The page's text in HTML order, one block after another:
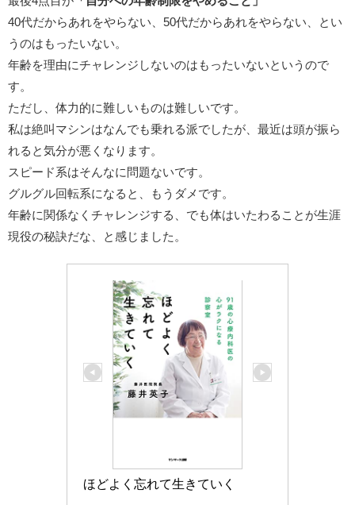
40代だからあれをやらない、50代だからあれをやらない、とい
うのはもったいない。
年齢を理由にチャレンジしないのはもったいないというので
す。
ただし、体力的に難しいものは難しいです。
私は絶叫マシンはなんでも乗れる派でしたが、最近は頭が振ら
れると気分が悪くなります。
スピード系はそんなに問題ないです。
グルグル回転系になると、もうダメです。
年齢に関係なくチャレンジする、でも体はいたわることが生涯
現役の秘訣だな、と感じました。
ほどよく忘れて生きていく